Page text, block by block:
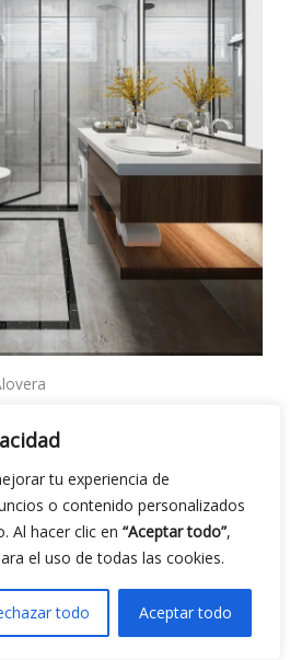
tu experiencia de
o contenido personalizados
Al hacer clic en “Aceptar todo”,
el uso de todas las cookies.
todo Aceptar todo
mamparas,
Diseño
espacio,
.